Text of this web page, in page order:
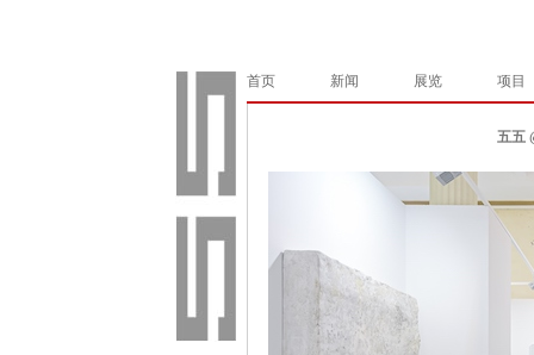
首页 新闻 展览 项目
五五